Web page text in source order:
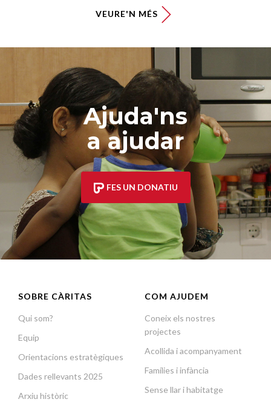
VEURE'N MÉS
Ajuda'ns
a ajudar
FES UN DONATIU
SOBRE CÀRITAS
Qui som?
Equip
Orientacions estratègiques
Dades rellevants 2025
Arxiu històric
COM AJUDEM
Coneix els nostres
projectes
Acollida i acompanyament
Famílies i infància
Sense llar i habitatge